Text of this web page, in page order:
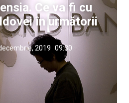
Ce va fi cu
în următorii
2019 09:30